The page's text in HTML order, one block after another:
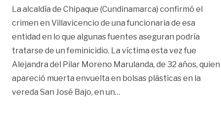
La alcaldía de Chipaque (Cundinamarca) confirmó el
crimen en Villavicencio de una funcionaria de esa
entidad en lo que algunas fuentes aseguran podría
tratarse de un feminicidio. La víctima esta vez fue
Alejandra del Pilar Moreno Marulanda, de 32 años, quien
apareció muerta envuelta en bolsas plásticas en la
vereda San José Bajo, en un…